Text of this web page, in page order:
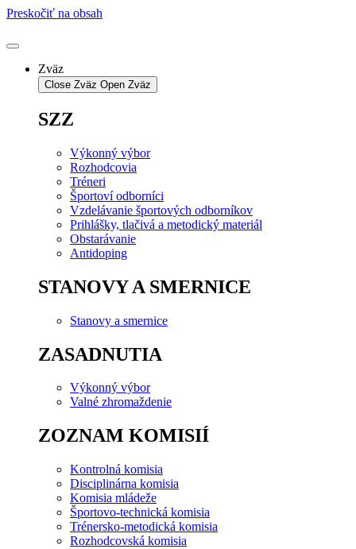
Preskočiť na obsah
Zväz
Close Zväz Open Zväz
SZZ
Výkonný výbor
Rozhodcovia
Tréneri
Športoví odborníci
Vzdelávanie športových odborníkov
Prihlášky, tlačivá a metodický materiál
Obstarávanie
Antidoping
STANOVY A SMERNICE
Stanovy a smernice
ZASADNUTIA
Výkonný výbor
Valné zhromaždenie
ZOZNAM KOMISIÍ
Kontrolná komisia
Disciplinárna komisia
Komisia mládeže
Športovo-technická komisia
Trénersko-metodická komisia
Rozhodcovská komisia